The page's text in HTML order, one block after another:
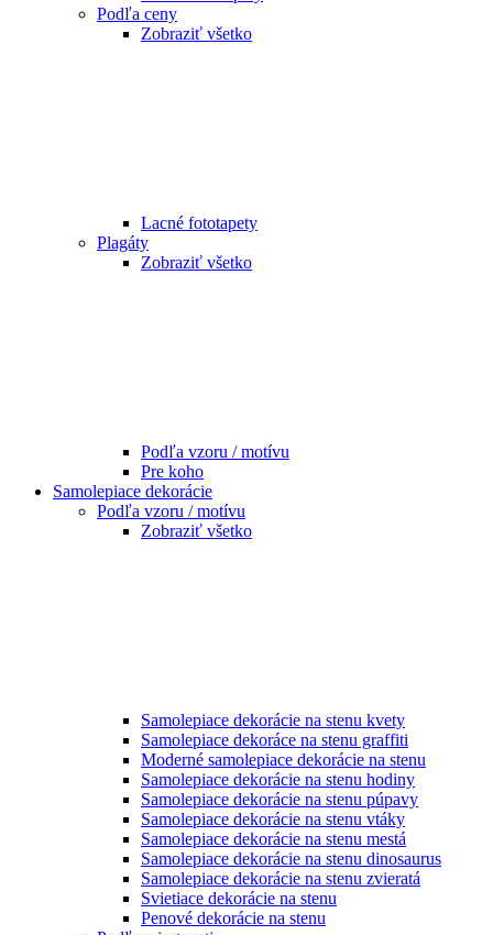
Podľa ceny
Zobraziť všetko
Lacné fototapety
Plagáty
Zobraziť všetko
Podľa vzoru / motívu
Pre koho
Samolepiace dekorácie
Podľa vzoru / motívu
Zobraziť všetko
Samolepiace dekorácie na stenu kvety
Samolepiace dekoráce na stenu graffiti
Moderné samolepiace dekorácie na stenu
Samolepiace dekorácie na stenu hodiny
Samolepiace dekorácie na stenu púpavy
Samolepiace dekorácie na stenu vtáky
Samolepiace dekorácie na stenu mestá
Samolepiace dekorácie na stenu dinosaurus
Samolepiace dekorácie na stenu zvieratá
Svietiace dekorácie na stenu
Penové dekorácie na stenu